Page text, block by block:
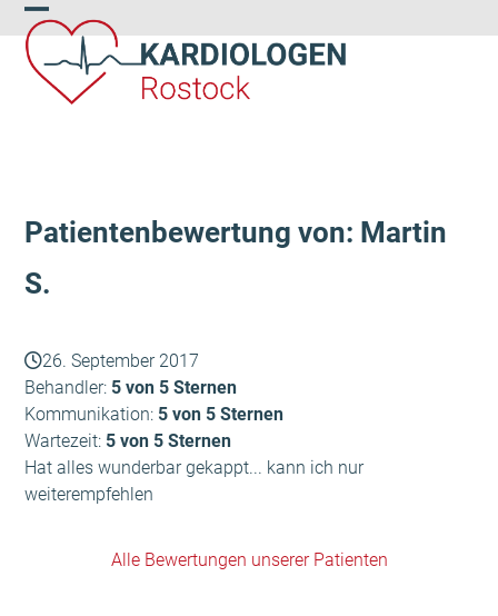
Skip
to
content
Open
mobile
menu
Close
mobile
menu
Patientenbewertung von: Martin
S.
26. September 2017
Behandler: 5 von 5 Sternen
Kommunikation: 5 von 5 Sternen
Wartezeit: 5 von 5 Sternen
Hat alles wunderbar gekappt... kann ich nur
weiterempfehlen
Alle Bewertungen unserer Patienten